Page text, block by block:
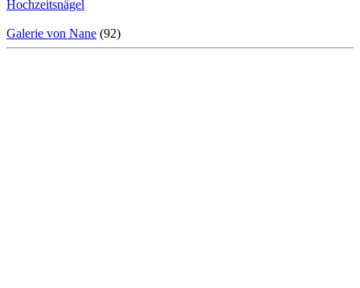
Galerie von Nane (92)